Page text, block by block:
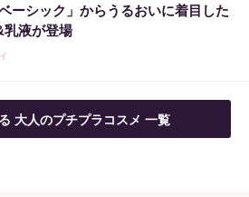
ーシック」からうるおいに着目した
乳液が登場
大人のプチプラコスメ 一覧